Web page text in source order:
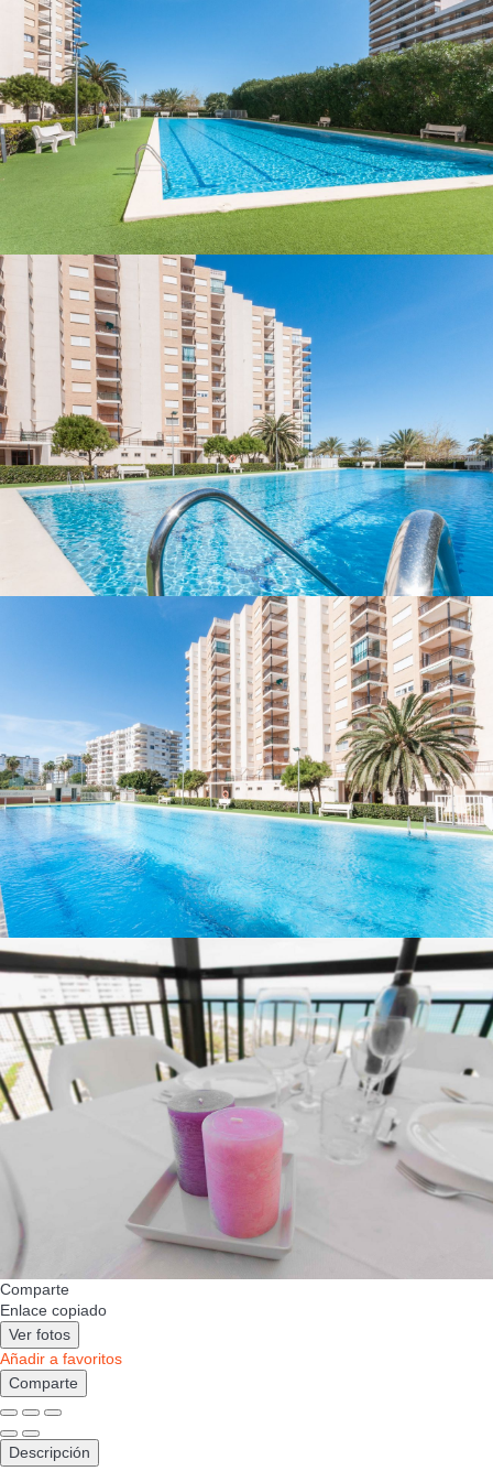
Comparte
Enlace copiado
Ver fotos
Añadir a favoritos
Comparte
Descripción